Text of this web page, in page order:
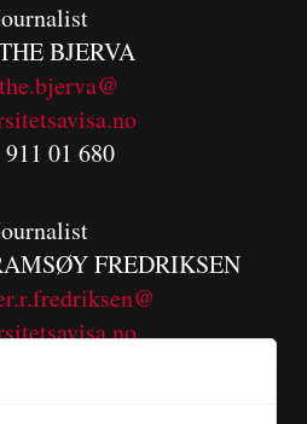
BJERVA
01 680
FREDRIKSEN